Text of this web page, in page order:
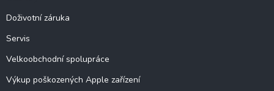
Doživotní záruka
Servis
Velkoobchodní spolupráce
Výkup poškozených Apple zařízení